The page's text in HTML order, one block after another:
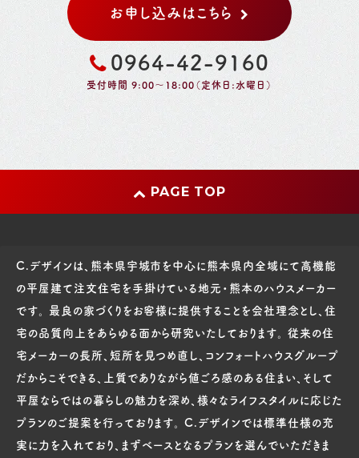
お申し込みはこちら
0964-42-9160
受付時間 9:00～18:00（定休日:水曜日）
PAGE TOP
C.デザインは、熊本県宇城市を中心に熊本県内全域にて高機能
の平屋建て注文住宅を手掛けている地元・熊本のハウスメーカー
です。 最良の家づくりをお客様に提供することを会社理念とし、住
宅の品質向上をあらゆる面から研究いたしております。 従来の住
宅メーカーの長所、短所を見つめ直し、コンフォートハウスグループ
だからこそできる、上質でありながら値ごろ感のある住まい、そして
平屋ならではの暮らしの魅力を深め、様々なライフスタイルに応じた
プランのご提案を行っております。 C.デザインでは標準仕様の充
実に力を入れており、まずベースとなるプランを選んでいただきま